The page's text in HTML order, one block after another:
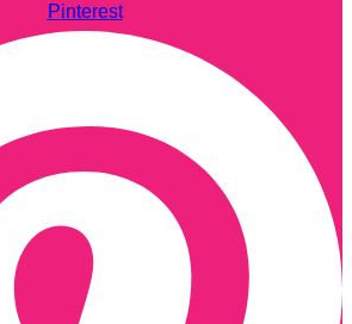
Pinterest